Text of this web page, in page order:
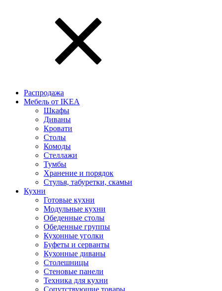
Распродажа
Мебель от IKEA
Шкафы
Диваны
Кровати
Столы
Комоды
Стеллажи
Тумбы
Хранение и порядок
Стулья, табуретки, скамьи
Кухни
Готовые кухни
Модульные кухни
Обеденные столы
Обеденные группы
Кухонные уголки
Буфеты и серванты
Кухонные диваны
Столешницы
Стеновые панели
Техника для кухни